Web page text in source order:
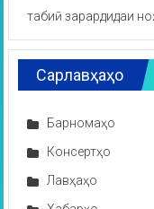
табиӣ зарардидаи
Сарлавҳаҳо
Барномаҳо
Консертҳо
Лавҳаҳо